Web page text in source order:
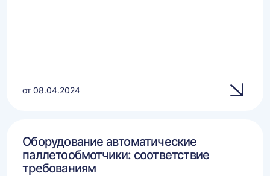
от 08.04.2024
Оборудование автоматические
паллетообмотчики: соответствие
требованиям